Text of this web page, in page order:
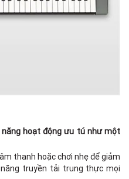
năng hoạt động ưu tú như một
thanh hoặc chơi nhẹ để giảm
truyền tải trung thực mọi